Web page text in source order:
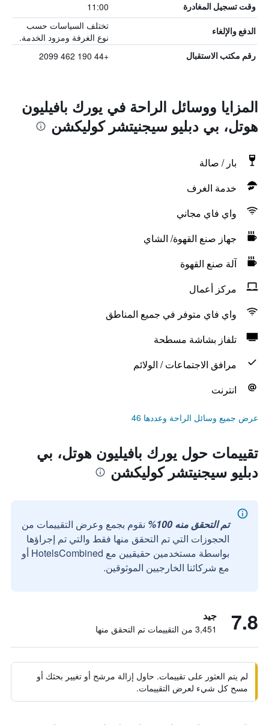
وقت تسجيل المغادرة 11:00
الدفع والإلغاء
تختلف السياسات حسب
نوع الغرفة ومزود الخدمة.
رقم مكتب الاستقبال +44 190 462 2099
المزايا ووسائل الراحة في يورك بافيليون
هوتل، بي دبليو سيجنيتشر كوليكشن
بار / صالة
خدمة الغرف
واي فاي مجاني
جهاز صنع القهوة/ الشاي
آلة صنع القهوة
مركز أعمال
واي فاي متوفر في جميع المناطق
تلفاز بشاشة مسطحة
مرافق الاجتماعات / الولائم
انترنت
عرض جميع وسائل الراحة وعددها 46
تقييمات حول يورك بافيليون هوتل، بي
دبليو سيجنيتشر كوليكشن
تم التحقق منه 100%
نقوم بجمع وعرض التقييمات من
الحجوزات التي تم التحقق منها فقط والتي تم إجراؤها
بواسطة مستخدمين حقيقيين مع HotelsCombined أو
مع شركائنا الخارجيين الموثوقين.
7.8 جيد
3,451 من التقييمات تم التحقق منها
لم يتم العثور على تقييمات. حاول إزالة مرشح أو تغيير بحثك أو
مسح كل شيء لعرض التقييمات.